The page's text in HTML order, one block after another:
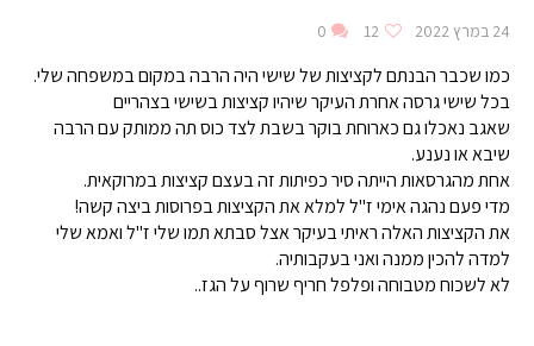
24 במרץ 2022 12
0
כמו שכבר הבנתם לקציצות של שישי היה הרבה במקום במשפחה שלי.
בכל שישי גרסה אחרת העיקר שיהיו קציצות בשישי בצהריים
שאגב נאכלו גם כארוחת בוקר בשבת לצד כוס תה ממותק עם הרבה
שיבא או נענע.
אחת מהגרסאות הייתה סיר כפיתות זה בעצם קציצות במרוקאית.
מדי פעם נהגה אימי ז"ל למלא את הקציצות בפרוסות ביצה קשה!
את הקציצות האלה ראיתי בעיקר אצל סבתא תמו שלי ז"ל ואמא שלי
למדה להכין ממנה ואני בעקבותיה.
לא לשכוח מטבוחה ופלפל חריף שרוף על הגז..